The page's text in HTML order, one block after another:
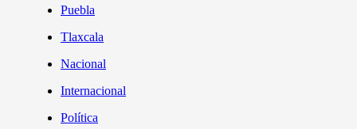
Puebla
Tlaxcala
Nacional
Internacional
Política